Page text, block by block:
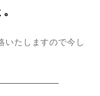
いたしますので今し